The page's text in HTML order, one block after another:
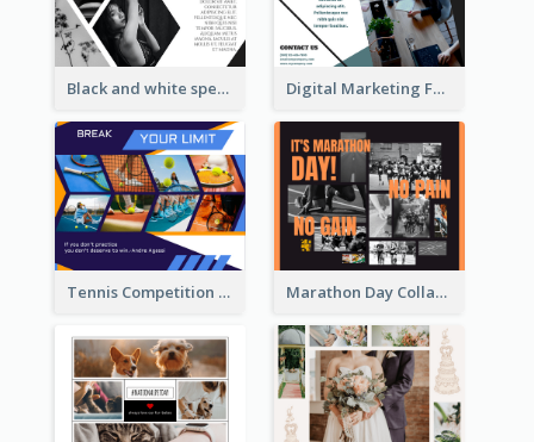
Black and white special offer Facebook Post Digital Marketing Facebook Post
Tennis Competition Collage Facebook Post Marathon Day Collage Facebook Post